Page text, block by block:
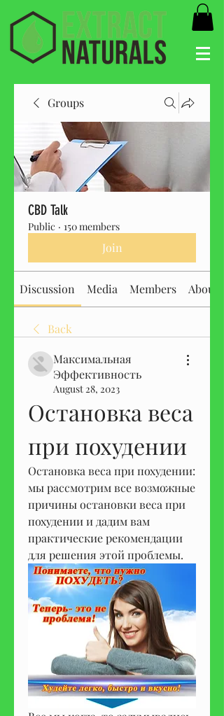
Groups
CBD Talk
Public · 150 members
Join
Discussion Media Members About
Back
Максимальная
Эффективность
August 28, 2023
Остановка веса
при похудении
Остановка веса при похудении:
мы рассмотрим все возможные
причины остановки веса при
похудении и дадим вам
практические рекомендации
для решения этой проблемы.